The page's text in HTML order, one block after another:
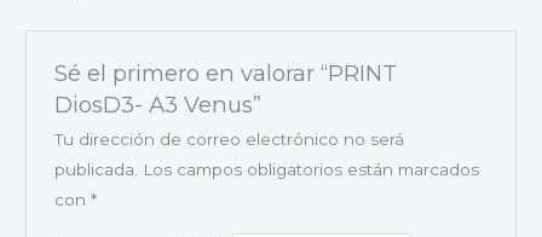
Sé el primero en valorar “PRINT
DiosD3- A3 Venus”
Tu dirección de correo electrónico no será
publicada.
Los campos obligatorios están marcados
con *